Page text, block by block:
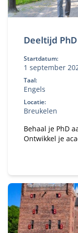
Deeltijd
Startdatum:
1 september
Taal:
Engels
Locatie:
Breukelen
Behaal je PhD
Ontwikkel je